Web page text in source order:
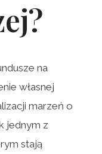
na
własnej
marzeń o
jednym z
stają